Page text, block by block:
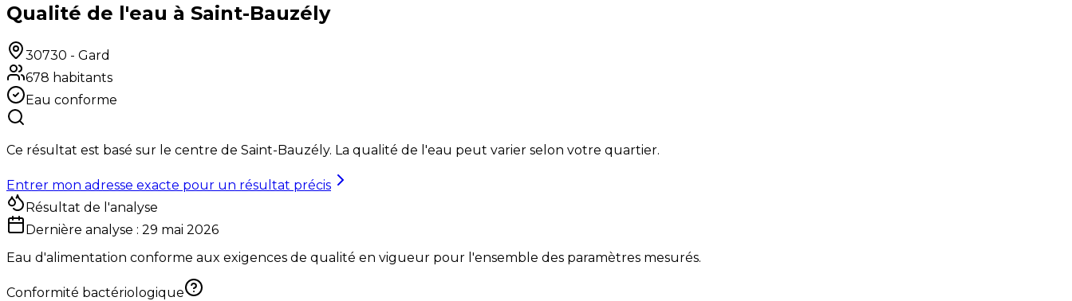
Qualité de l'eau à Saint-Bauzély
30730 - Gard
678 habitants
Eau conforme
Ce résultat est basé sur le centre de Saint-Bauzély. La qualité de l'eau peut varier selon votre quartier.
Entrer mon adresse exacte pour un résultat précis
Résultat de l'analyse
Dernière analyse : 29 mai 2026
Eau d'alimentation conforme aux exigences de qualité en vigueur pour l'ensemble des paramètres mesurés.
Conformité bactériologique